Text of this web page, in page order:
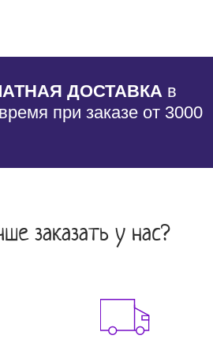
ДОСТАВКА в
при заказе от 3000
заказать у нас?